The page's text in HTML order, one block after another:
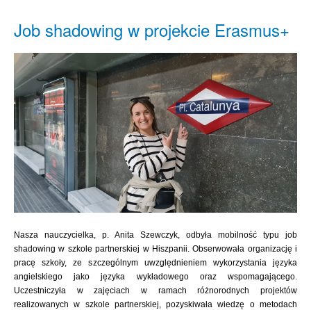
Job shadowing w projekcie Erasmus+
Nasza nauczycielka, p. Anita Szewczyk, odbyła mobilność typu job
shadowing w szkole partnerskiej w Hiszpanii. Obserwowała organizację i
pracę szkoły, ze szczególnym uwzględnieniem wykorzystania języka
angielskiego jako języka wykładowego oraz wspomagającego.
Uczestniczyła w zajęciach w ramach różnorodnych projektów
realizowanych w szkole partnerskiej, pozyskiwała wiedzę o metodach